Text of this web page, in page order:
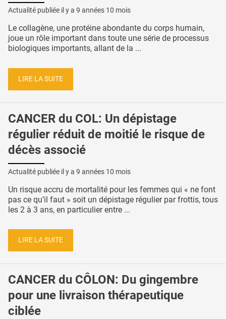
Actualité publiée il y a 9 années 10 mois
Le collagène, une protéine abondante du corps humain,
joue un rôle important dans toute une série de processus
biologiques importants, allant de la ...
LIRE LA SUITE
CANCER du COL: Un dépistage
régulier réduit de moitié le risque de
décès associé
Actualité publiée il y a 9 années 10 mois
Un risque accru de mortalité pour les femmes qui « ne font
pas ce qu’il faut » soit un dépistage régulier par frottis, tous
les 2 à 3 ans, en particulier entre ...
LIRE LA SUITE
CANCER du CÔLON: Du gingembre
pour une livraison thérapeutique
ciblée